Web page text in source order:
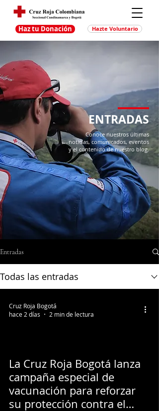
Haz tu Donación Hazte Voluntario
ENTRADAS
Conoce nuestros últimas
noticias, comunicados, eventos
y el contenido de nuestro blog.
Entradas
Todas las entradas
La Cruz Roja Bogotá lanza
campaña especial de
vacunación para reforzar
su protección contra el
Cruz Roja Bogotá
hace 2 días
2 min de lectura